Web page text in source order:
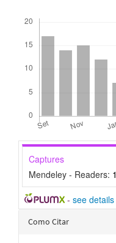
Captures
Mendeley - Readers: 1
- see details
Detalhes
Como Citar